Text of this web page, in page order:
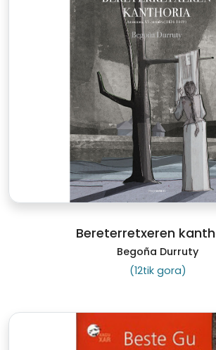
Bereterretxeren
Begoña Durruty
(12tik gora)